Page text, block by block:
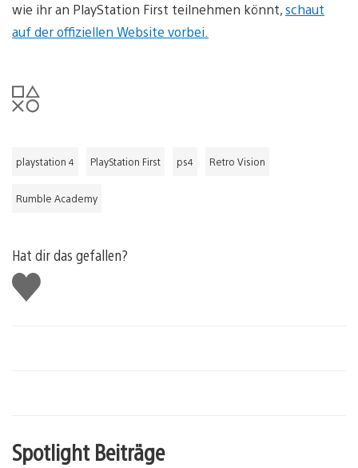
wie ihr an PlayStation First teilnehmen könnt,schaut
auf der offiziellen Website vorbei.
playstation 4 PlayStation First ps4 Retro Vision
Rumble Academy
Hat dir das gefallen?
Gefällt
mir
Spotlight Beiträge